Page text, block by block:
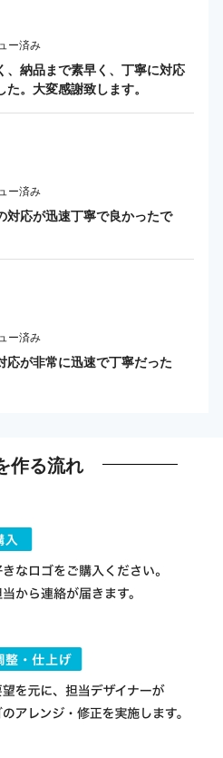
ー済み
、納品まで素早く、丁寧に対応
た。大変感謝致します。
ー済み
対応が迅速丁寧で良かったで
ー済み
応が非常に迅速で丁寧だった
作る流れ